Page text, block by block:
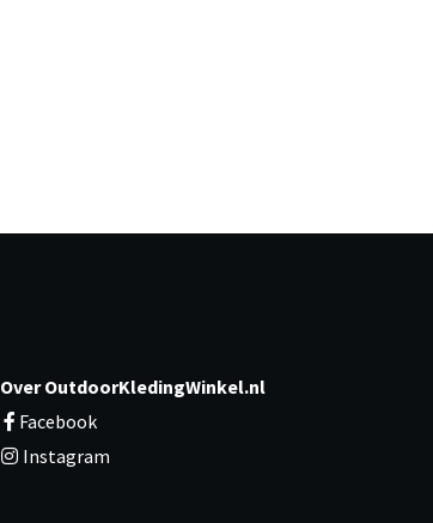
Over OutdoorKledingWinkel.nl
Facebook
Instagram